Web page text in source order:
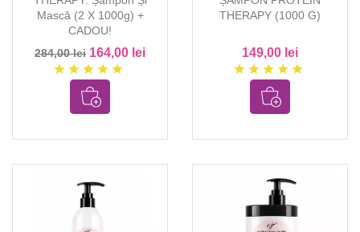
Mască (2 X 1000g) +
CADOU!
284,00 lei 164,00 lei
star star star star star
THERAPY (1000 G)
149,00 lei
star star star star star